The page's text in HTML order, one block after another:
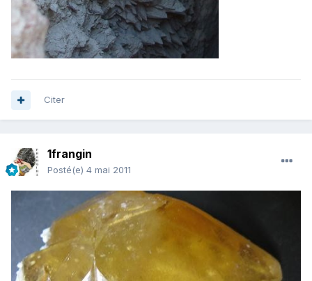
Citer
1frangin
Posté(e) 4 mai 2011